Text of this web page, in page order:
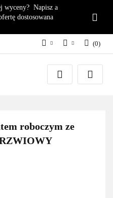
wyceny? Napisz a
dostosowana
EUR
Załóż konto
(0)
roboczym ze